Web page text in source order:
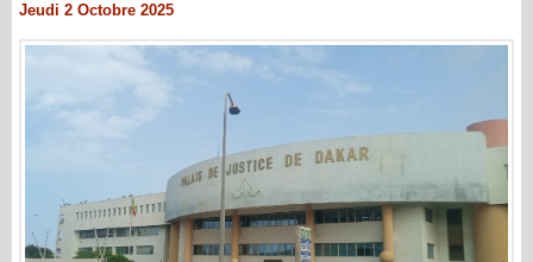
Jeudi 2 Octobre 2025